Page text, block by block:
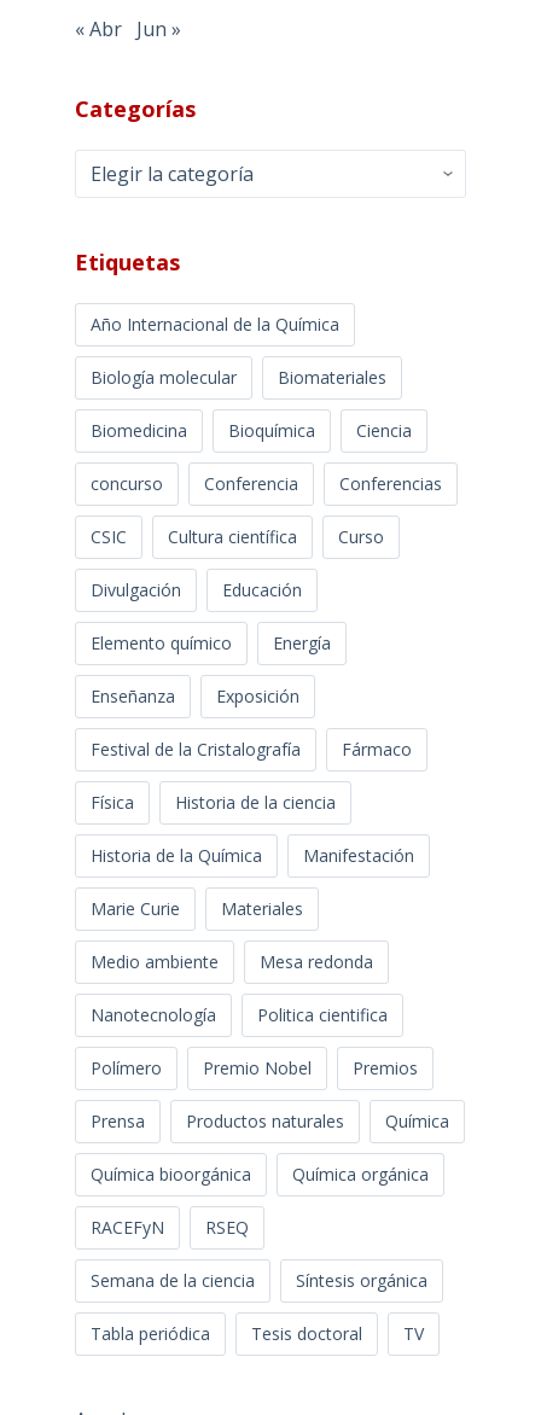
« Abr Jun »
Categorías
Categorías
Etiquetas
Año Internacional de la Química
Biología molecular Biomateriales
Biomedicina Bioquímica Ciencia
concurso Conferencia Conferencias
CSIC Cultura científica Curso
Divulgación Educación
Elemento químico Energía
Enseñanza Exposición
Festival de la Cristalografía Fármaco
Física Historia de la ciencia
Historia de la Química Manifestación
Marie Curie Materiales
Medio ambiente Mesa redonda
Nanotecnología Politica cientifica
Polímero Premio Nobel Premios
Prensa Productos naturales Química
Química bioorgánica Química orgánica
RACEFyN RSEQ
Semana de la ciencia Síntesis orgánica
Tabla periódica Tesis doctoral TV